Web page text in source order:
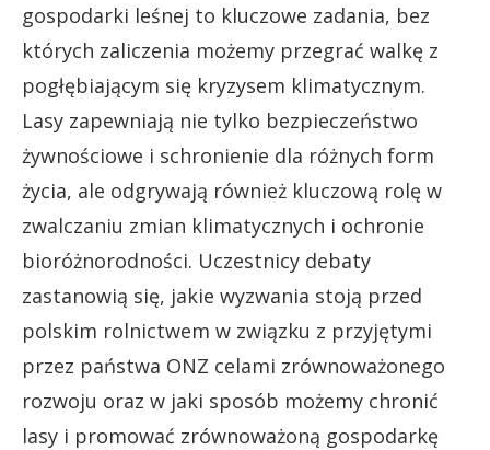
gospodarki leśnej to kluczowe zadania, bez
których zaliczenia możemy przegrać walkę z
pogłębiającym się kryzysem klimatycznym.
Lasy zapewniają nie tylko bezpieczeństwo
żywnościowe i schronienie dla różnych form
życia, ale odgrywają również kluczową rolę w
zwalczaniu zmian klimatycznych i ochronie
bioróżnorodności. Uczestnicy debaty
zastanowią się, jakie wyzwania stoją przed
polskim rolnictwem w związku z przyjętymi
przez państwa ONZ celami zrównoważonego
rozwoju oraz w jaki sposób możemy chronić
lasy i promować zrównoważoną gospodarkę